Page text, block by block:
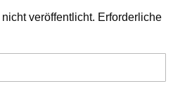
veröffentlicht. Erforderliche